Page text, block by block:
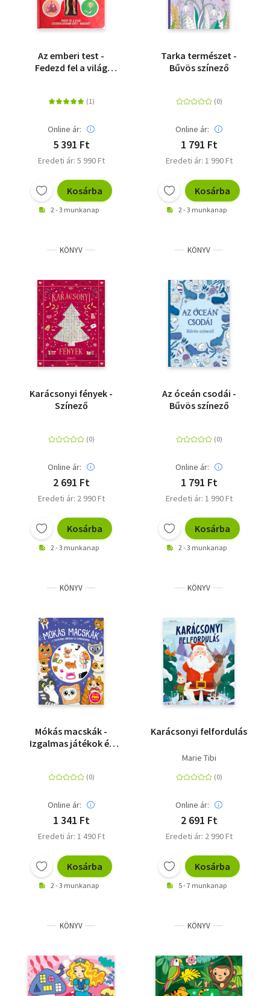
Az emberi test -
Fedezd fel a világ
Online ár:
5 391 Ft
Eredeti ár: 5 990 Ft
Kosárba
2 - 3 munkanap
Tarka természet -
Bűvös színező
Online ár:
1 791 Ft
Eredeti ár: 1 990 Ft
Kosárba
2 - 3 munkanap
KÖNYV
Karácsonyi fények -
Színező
Online ár:
2 691 Ft
Eredeti ár: 2 990 Ft
Kosárba
2 - 3 munkanap
KÖNYV
Az óceán csodái -
Bűvös színező
Online ár:
1 791 Ft
Eredeti ár: 1 990 Ft
Kosárba
2 - 3 munkanap
KÖNYV
Mókás macskák -
Izgalmas játékok és
Online ár:
1 341 Ft
Eredeti ár: 1 490 Ft
Kosárba
2 - 3 munkanap
KÖNYV
Karácsonyi felfordulás
Marie Tibi
Online ár:
2 691 Ft
Eredeti ár: 2 990 Ft
Kosárba
5 - 7 munkanap
KÖNYV KÖNYV